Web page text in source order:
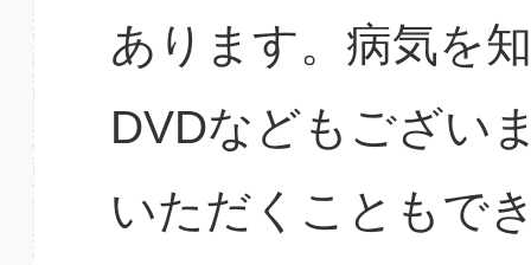
あります。病気を
DVDなどもござい
いただくこともで